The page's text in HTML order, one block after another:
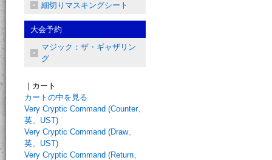
細切りマスキングシート
大会予約
マジック：ザ・ギャザリン
グ
｜カート
カートの中を見る
Very Cryptic Command (Counter、
英、UST)
Very Cryptic Command (Draw、
英、UST)
Very Cryptic Command (Return、